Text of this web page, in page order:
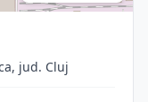
jud. Cluj